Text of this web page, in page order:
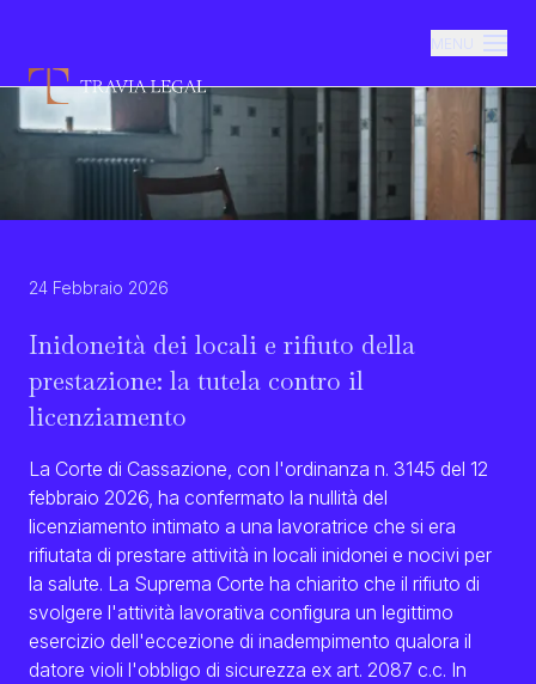
MENU
Lo Studio
Newsroom
Eng
24 Febbraio 2026
Inidoneità dei locali e rifiuto della
prestazione: la tutela contro il
licenziamento
La Corte di Cassazione, con l'ordinanza n. 3145 del 12
febbraio 2026, ha confermato la nullità del
licenziamento intimato a una lavoratrice che si era
rifiutata di prestare attività in locali inidonei e nocivi per
la salute. La Suprema Corte ha chiarito che il rifiuto di
svolgere l'attività lavorativa configura un legittimo
esercizio dell'eccezione di inadempimento qualora il
datore violi l'obbligo di sicurezza ex art. 2087 c.c. In